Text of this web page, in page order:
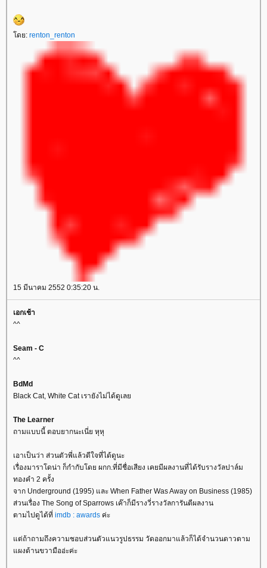
ดย: renton_renton
15 มีนาคม 2552 0:35:20 น.
เอกเช้า
^^
Seam - C
^^
BdMd
Black Cat, White Cat เรายังไม่ได้ดูเล
The Learner
ถามแบบนี้ ตอบยากนะเนี่ย หุหุ
เอาเป็นว่า ส่วนตัวพี่แล้วดีใจที่ได้ดูนะ
เรื่องมาราโดน่า ก็กำกับโดย ผกก.ที่มีชื่อเสียง เคยมีผลงานที่ได้รับรางวัลปาล์ม
ทองคำ 2 ครั้ง
จาก Underground (1995) และ When Father Was Away on Business (1985)
ส่วนเรื่อง The Song of Sparrows เค๊าก็มีรางวี่รางวัลการันตีผลงาน
ตามไปดูได้ที่ imdb : awards ค่ะ
ต่ถ้าถามถึงความชอบส่วนตัวแนวรูปธรรม วัดออกมาแล้วก็ได้จำนวนดาวตาม
ผงด้านขวามืออ่ะค่ะ